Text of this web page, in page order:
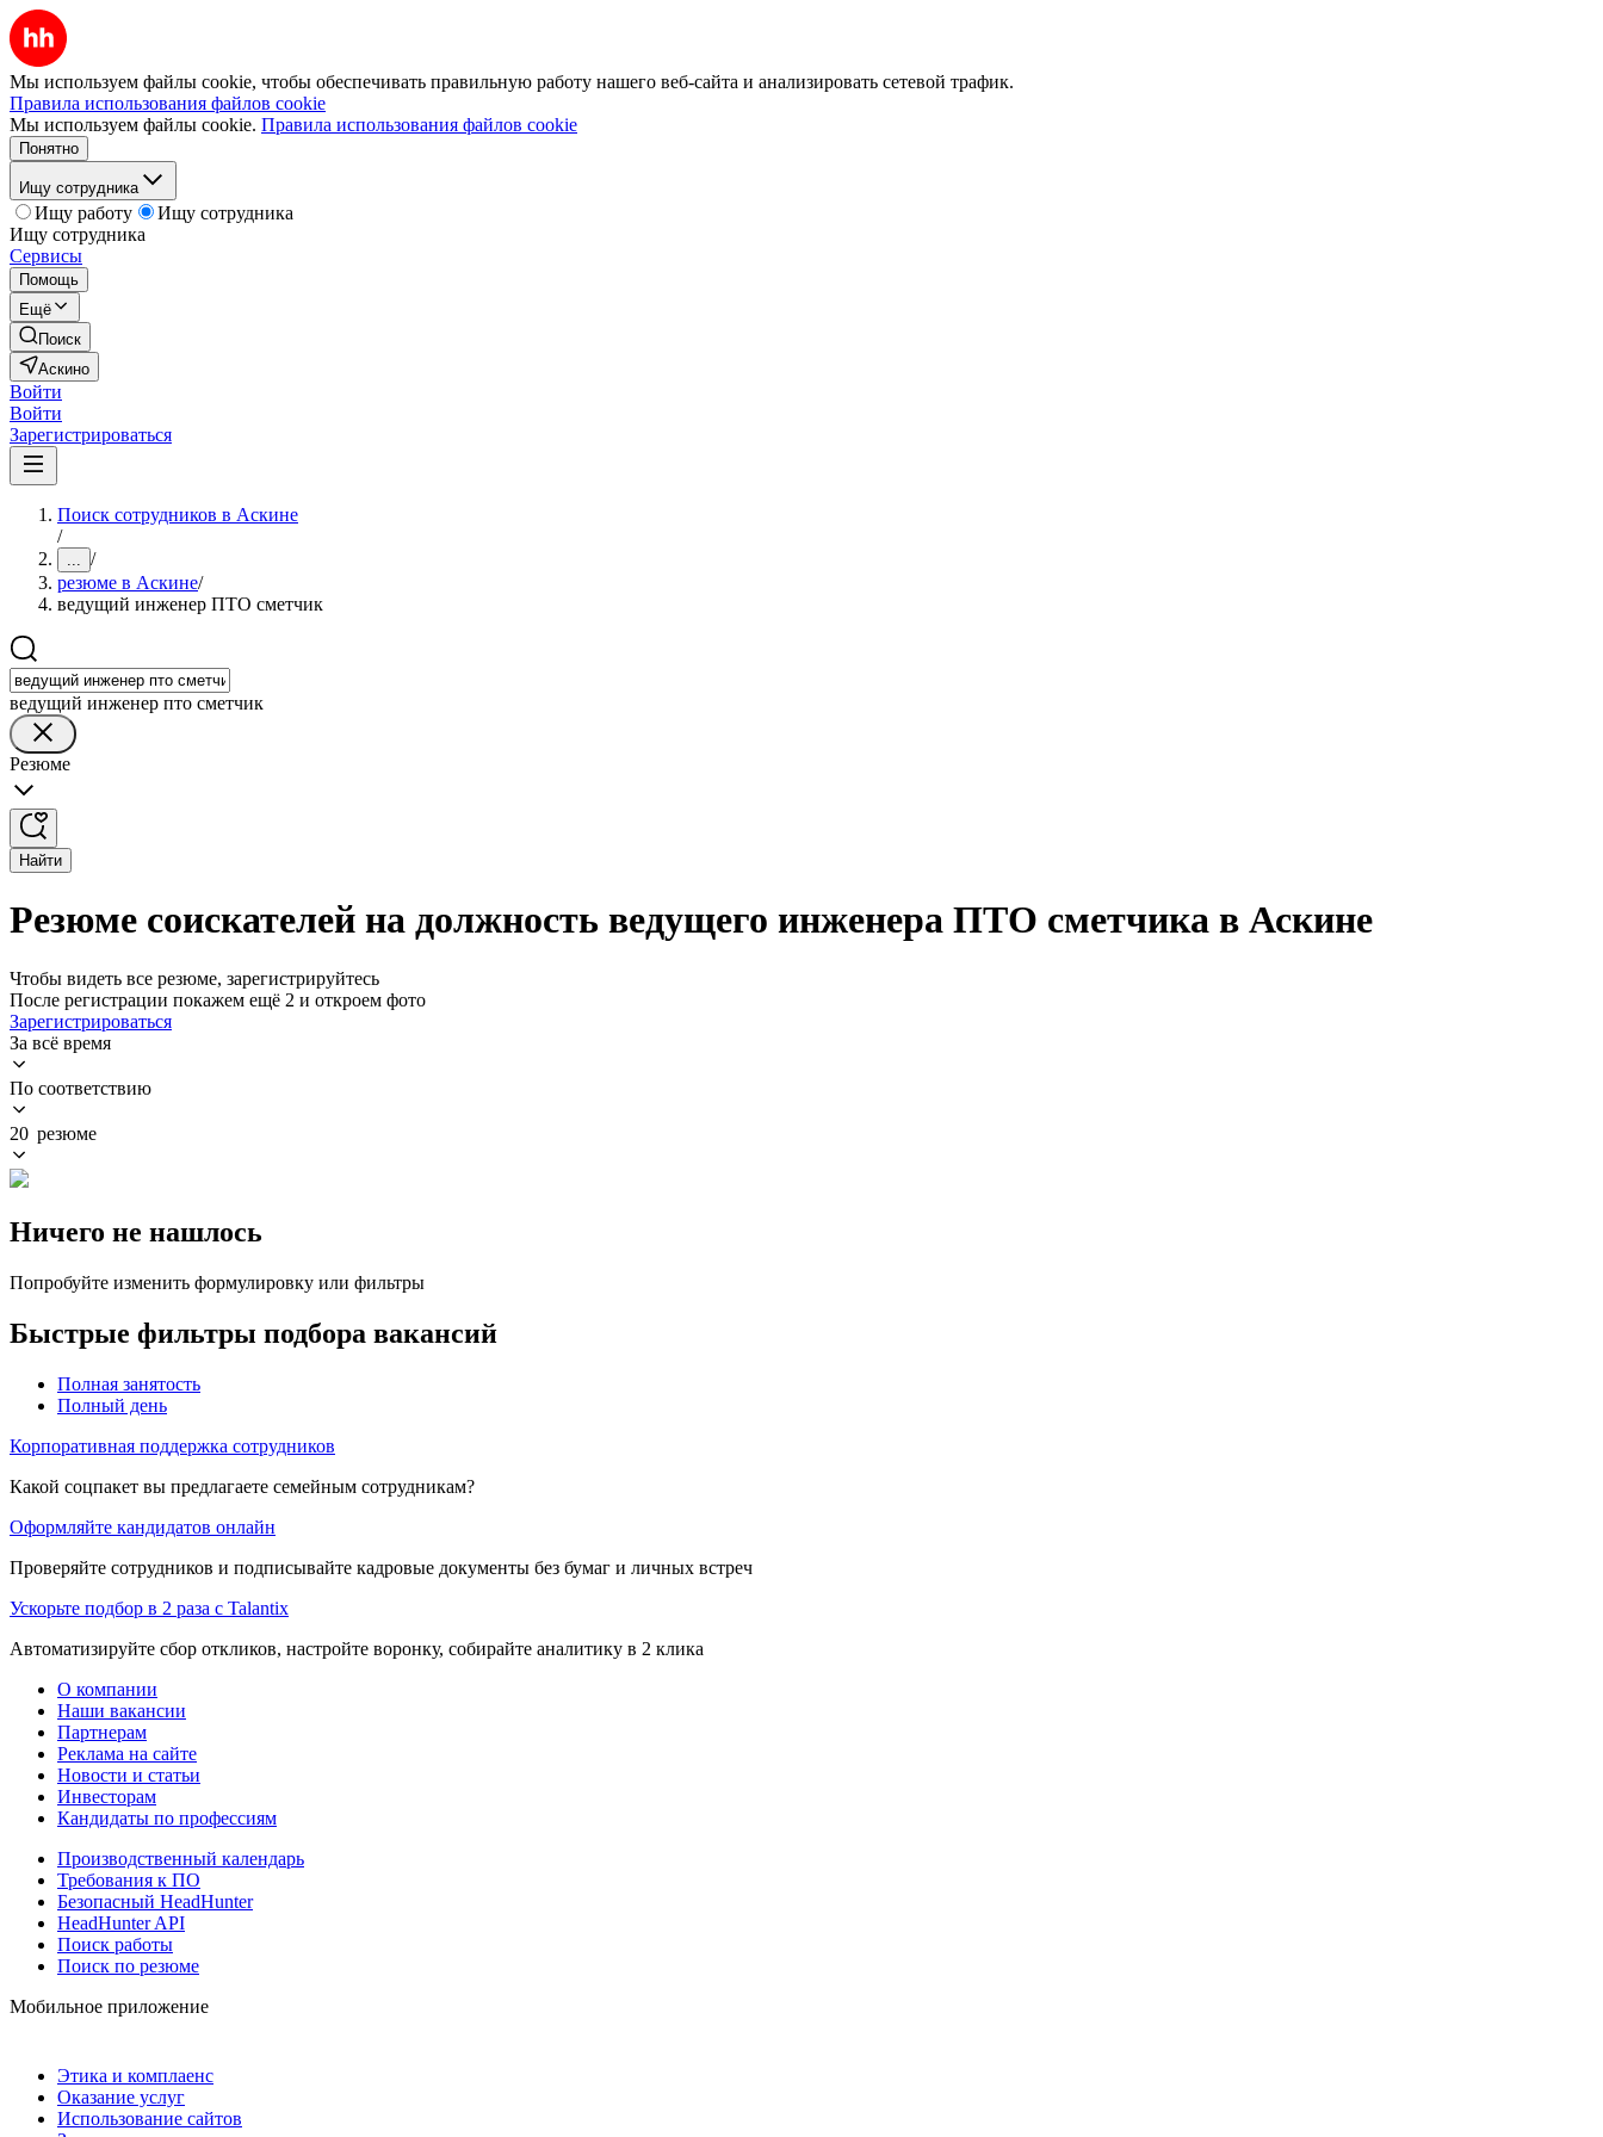
Мы используем файлы cookie, чтобы обеспечивать правильную работу нашего веб-сайта и анализировать сетевой трафик.
Правила использования файлов cookie
Мы используем файлы cookie. Правила использования файлов cookie
Понятно
Ищу сотрудника
Ищу работу
Ищу сотрудника
Ищу сотрудника
Сервисы
Помощь
Ещё
Поиск
Аскино
Войти
Войти
Зарегистрироваться
Поиск сотрудников в Аскине
/
... /
резюме в Аскине/
ведущий инженер ПТО сметчик
ведущий инженер пто сметчик
Резюме
Найти
Резюме соискателей на должность ведущего инженера ПТО сметчика в Аскине
Чтобы видеть все резюме, зарегистрируйтесь
После регистрации покажем ещё 2 и откроем фото
Зарегистрироваться
За всё время
По соответствию
20 резюме
Ничего не нашлось
Попробуйте изменить формулировку или фильтры
Быстрые фильтры подбора вакансий
Полная занятость
Полный день
Корпоративная поддержка сотрудников
Какой соцпакет вы предлагаете семейным сотрудникам?
Оформляйте кандидатов онлайн
Проверяйте сотрудников и подписывайте кадровые документы без бумаг и личных встреч
Ускорьте подбор в 2 раза с Talantix
Автоматизируйте сбор откликов, настройте воронку, собирайте аналитику в 2 клика
О компании
Наши вакансии
Партнерам
Реклама на сайте
Новости и статьи
Инвесторам
Кандидаты по профессиям
Производственный календарь
Требования к ПО
Безопасный HeadHunter
HeadHunter API
Поиск работы
Поиск по резюме
Мобильное приложение
Этика и комплаенс
Оказание услуг
Использование сайтов